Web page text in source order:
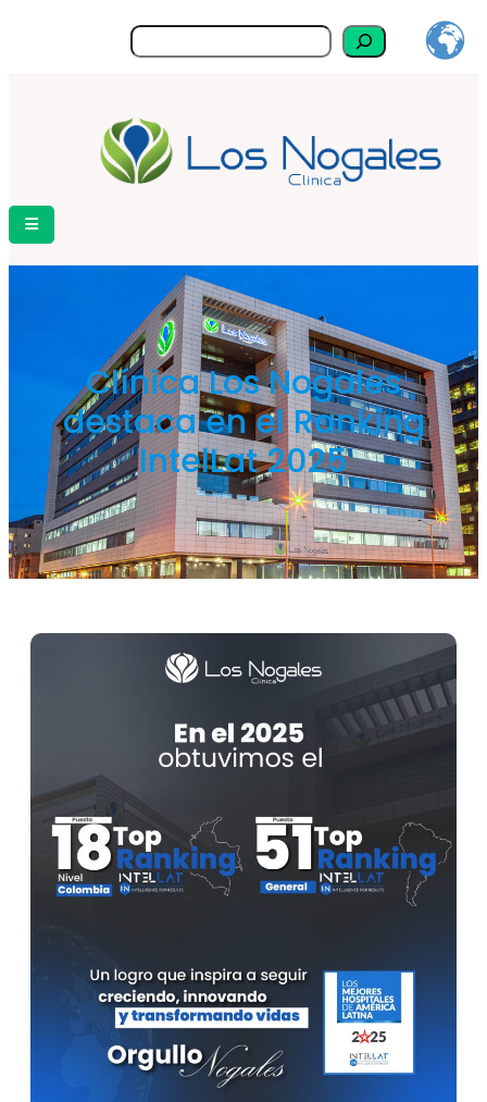
Buscar
Clínica Los Nogales
destaca en el Ranking
IntelLat 2025